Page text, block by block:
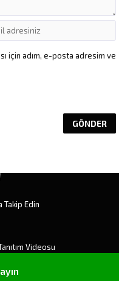
için adım, e-posta adresim ve
Edin
Videosu